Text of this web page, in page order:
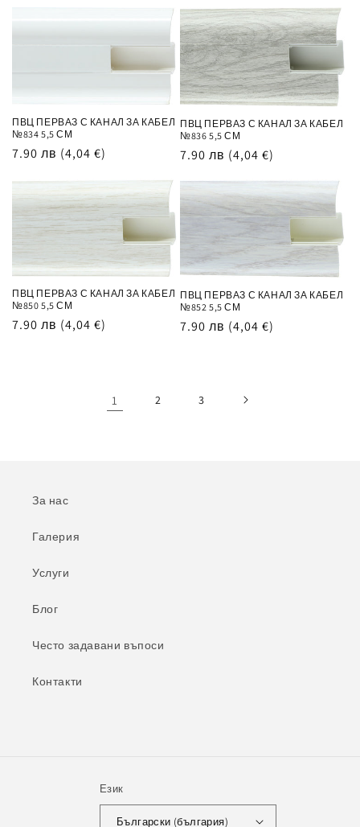
ПВЦ ПЕРВАЗ С КАНАЛ ЗА КАБЕЛ
№834 5,5 СМ
Обичайна
7.90 лв (4,04 €)
ПВЦ ПЕРВАЗ С КАНАЛ ЗА КАБЕЛ
№836 5,5 СМ
Обичайна
7.90 лв (4,04 €)
ПВЦ ПЕРВАЗ С КАНАЛ ЗА КАБЕЛ
№850 5,5 СМ
Обичайна
7.90 лв (4,04 €)
ПВЦ ПЕРВАЗ С КАНАЛ ЗА КАБЕЛ
№852 5,5 СМ
Обичайна
7.90 лв (4,04 €)
1 2 3
За нас
Галерия
Услуги
Блог
Често задавани въпоси
Контакти
Език
Български (българия)